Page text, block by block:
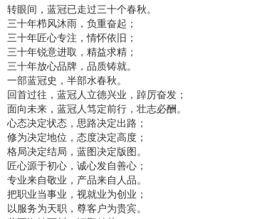
转眼间，蓝冠已走过三十个春秋。
三十年栉风沐雨，负重奋起；
三十年匠心专注，情怀依旧；
三十年锐意进取，精益求精；
三十年放心品牌，品质铸就。
一部蓝冠史，半部水春秋。
回首过往，蓝冠人立德兴业，踔厉奋发；
面向未来，蓝冠人笃定前行，壮志必酬。
心态决定状态，思路决定出路；
修为决定地位，态度决定高度；
格局决定结局，蓝图决定版图。
匠心源于初心，诚心发自善心；
专业来自敬业，产品来自人品。
把职业当事业，视就业为创业；
以服务为天职，尊客户为贵宾。